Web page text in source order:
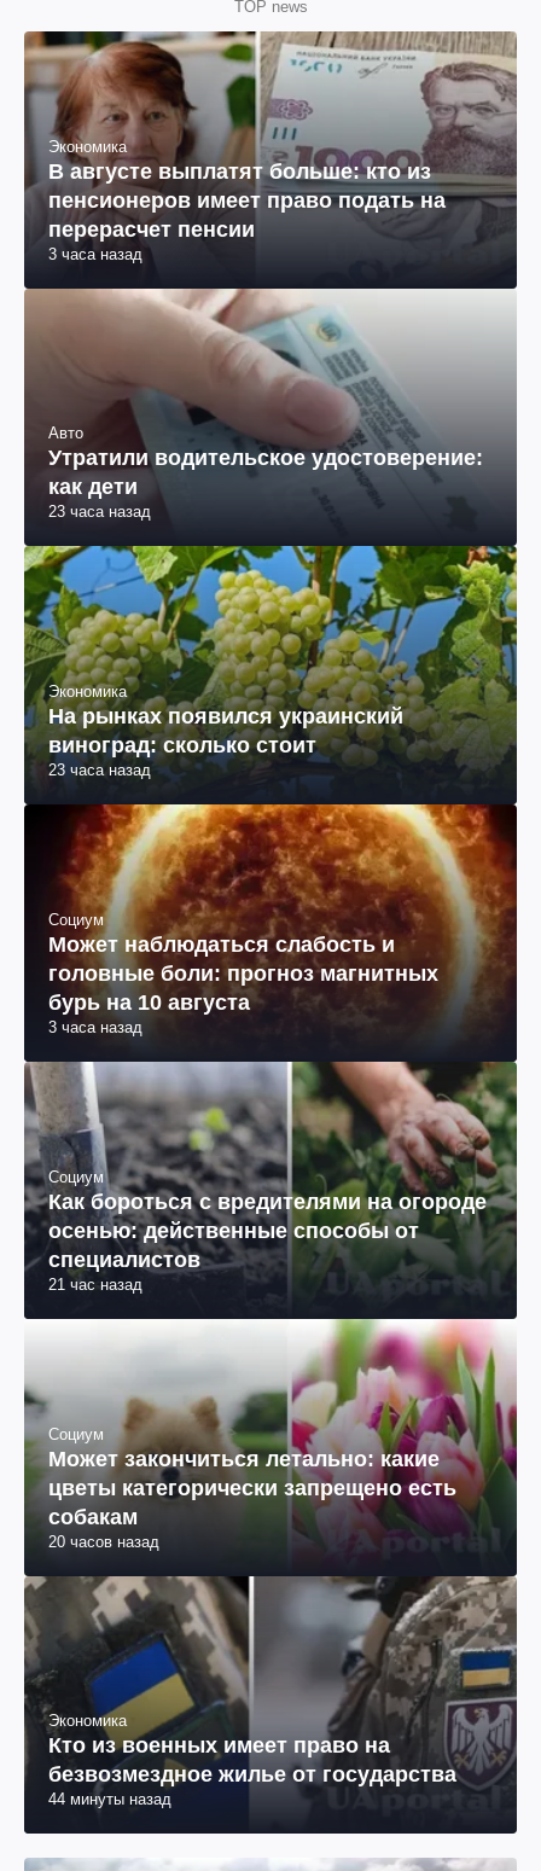
TOP news
Экономика
В августе выплатят больше: кто из
пенсионеров имеет право подать на
перерасчет пенсии
3 часа назад
Авто
Утратили водительское удостоверение:
как дети
23 часа назад
Экономика
На рынках появился украинский
виноград: сколько стоит
23 часа назад
Социум
Может наблюдаться слабость и
головные боли: прогноз магнитных
бурь на 10 августа
3 часа назад
Социум
Как бороться с вредителями на огороде
осенью: действенные способы от
специалистов
21 час назад
Социум
Может закончиться летально: какие
цветы категорически запрещено есть
собакам
20 часов назад
Экономика
Кто из военных имеет право на
безвозмездное жилье от государства
44 минуты назад